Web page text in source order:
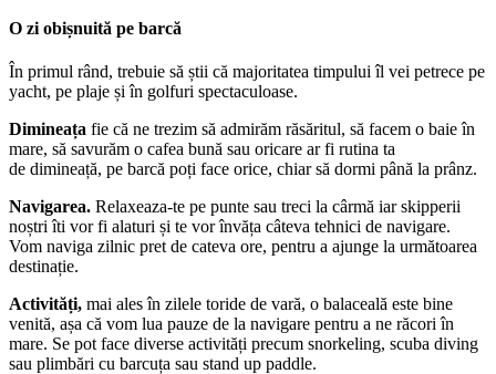
O zi obișnuită pe barcă
În primul rând, trebuie să știi că majoritatea timpului îl vei petrece pe
yacht, pe plaje și în golfuri spectaculoase.
Dimineața fie că ne trezim să admirăm răsăritul, să facem o baie în
mare, să savurăm o cafea bună sau oricare ar fi rutina ta
de dimineață, pe barcă poți face orice, chiar să dormi până la prânz.
Navigarea. Relaxeaza-te pe punte sau treci la cârmă iar skipperii
noștri îti vor fi alaturi și te vor învăța câteva tehnici de navigare.
Vom naviga zilnic pret de cateva ore, pentru a ajunge la următoarea
destinație.
Activități, mai ales în zilele toride de vară, o balaceală este bine
venită, așa că vom lua pauze de la navigare pentru a ne răcori în
mare. Se pot face diverse activități precum snorkeling, scuba diving
sau plimbări cu barcuța sau stand up paddle.